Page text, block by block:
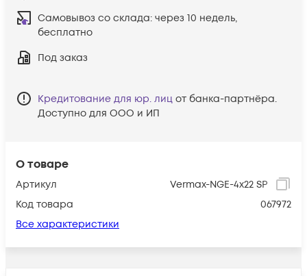
О товаре
Артикул
Vermax-NGE-4x22 SP
Код товара
067972
Все характеристики
Самовывоз со склада: через 10 недель,
бесплатно
Под заказ
Кредитование для юр. лиц от банка-партнёра.
Доступно для ООО и ИП